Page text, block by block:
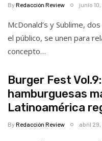
ByRedacción Review junio
McDonald’s y Sublime,
el público, se unen para
concepto…
Burger Fest
hamburguesas
Latinoamérica
ByRedacción Review abril